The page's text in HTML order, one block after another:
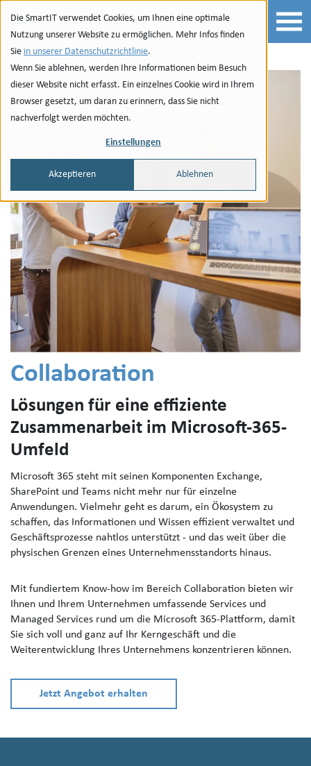
Die SmartIT verwendet Cookies, um Ihnen eine optimale
Nutzung unserer Website zu ermöglichen. Mehr Infos finden
Sie in unserer Datenschutzrichtlinie.
Wenn Sie ablehnen, werden Ihre Informationen beim Besuch
dieser Website nicht erfasst. Ein einzelnes Cookie wird in Ihrem
Browser gesetzt, um daran zu erinnern, dass Sie nicht
nachverfolgt werden möchten.
Einstellungen
Akzeptieren Ablehnen
Zur Navigation
zu den Quicklinks
Zur Suche
Zum Inhalt
Collaboration
Lösungen für eine effiziente
Zusammenarbeit im Microsoft-365-
Umfeld
Microsoft 365 steht mit seinen Komponenten Exchange,
SharePoint und Teams nicht mehr nur für einzelne
Anwendungen. Vielmehr geht es darum, ein Ökosystem zu
schaffen, das Informationen und Wissen effizient verwaltet und
Geschäftsprozesse nahtlos unterstützt - und das weit über die
physischen Grenzen eines Unternehmensstandorts hinaus.
Mit fundiertem Know-how im Bereich Collaboration bieten wir
Ihnen und Ihrem Unternehmen umfassende Services und
Managed Services rund um die Microsoft 365-Plattform, damit
Sie sich voll und ganz auf Ihr Kerngeschäft und die
Weiterentwicklung Ihres Unternehmens konzentrieren können.
Jetzt Angebot erhalten